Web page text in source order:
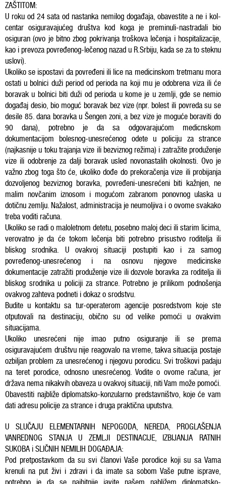
ZAŠTITOM:
U roku od 24 sata od nastanka nemilog događaja, obavestite a ne i kol-
centar osiguravajućeg društva kod koga je preminuli-nastradali bio
osiguran (ovo je bitno zbog pokrivanja troškova lečenja i hospitalizacije,
kao i prevoza povređenog-lečenog nazad u R.Srbiju, kada se za to steknu
uslovi).
Ukoliko se ispostavi da povređeni ili lice na medicinskom tretmanu mora
ostati u bolnici duži period od perioda na koji mu je odobrena viza ili će
boravak u bolnici biti duži od perioda u kome je u zemlji, gde se nemio
događaj desio, bio moguć boravak bez vize (npr. bolest ili povreda su se
desile 85. dana boravka u Šengen zoni, a bez vize je moguće boraviti do
90 dana), potrebno je da sa odgovarajućom medicnskom
dokumentacijom bolesnog-unesrećenog odete u policiju za strance
(najkasnije u toku trajanja vize ili bezviznog režima) i zatražite produženje
vize ili odobrenje za dalji boravak usled novonastalih okolnosti. Ovo je
važno zbog toga što će, ukoliko dođe do prekoračenja vize ili probijanja
dozvoljenog bezviznog boravka, povređeni-unesrećeni biti kažnjen, ne
malim novčanim iznosom i mogućom zabranom ponovnog ulaska u
dotičnu zemlju. Nažalost, administracija je neumoljiva i o ovome svakako
treba voditi računa.
Ukoliko se radi o maloletnom detetu, posebno maloj deci ili starim licima,
verovatno je da će tokom lečenja biti potrebno prisustvo roditelja ili
bliskog srodnika. U ovakvoj situaciji postupiti kao i za samog
povređenog-unesrećenog i na osnovu njegove medicinske
dokumentacije zatražiti produženje vize ili dozvole boravka za roditelja ili
bliskog srodnika u policiji za strance. Potrebno je prilikom podnošenja
ovakvog zahteva podneti i dokaz o srodstvu.
Budite u kontaktu sa tur-operaterom agencije posredstvom koje ste
otputovali na destinaciju, obično su od velike pomoći u ovakvim
situacijama.
Ukoliko unesrećeni nije imao putno osiguranje ili se prema
osiguravajućem društvu nije reagovalo na vreme, takva situacija postaje
ozbiljan problem za unesrećenog i njegovu porodicu. Svi troškovi padaju
na teret porodice, odnosno unesrećenog. Vodite o ovome računa, jer
država nema nikakvih obaveza u ovakvoj situaciji, niti Vam može pomoći.
Obavestiti najbliže diplomatsko-konzularno predstavništvo, koje će vam
dati adresu policije za strance i druga praktična uputstva.
U SLUČAJU ELEMENTARNIH NEPOGODA, NEREDA, PROGLAŠENJA
VANREDNOG STANJA U ZEMLJI DESTINACIJE, IZBIJANJA RATNIH
SUKOBA i SLIČNIH NEMILIH DOGAĐAJA:
Pod pretpostavkom da su svi članovi Vaše porodice koji su sa Vama
krenuli na put živi i zdravi i da imate sa sobom Vaše putne isprave,